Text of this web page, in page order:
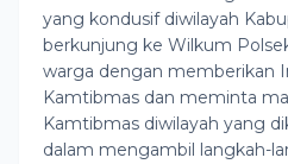
yang kondusif diwilayah
berkunjung ke Wilkum
warga dengan memberikan
Kamtibmas dan meminta
Kamtibmas diwilayah yang
dalam mengambil langkah-